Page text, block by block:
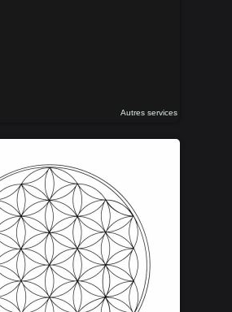
Autres services